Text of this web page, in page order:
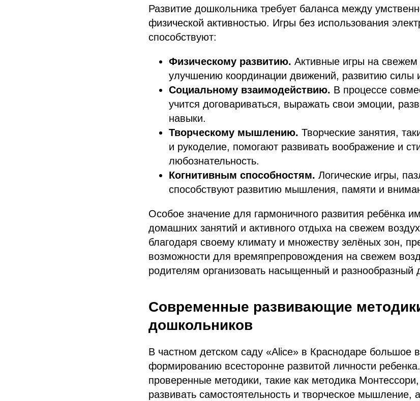
Развитие дошкольника требует баланса между
физической активностью. Игры без использования
способствуют:
Физическому развитию. Активные игры на свежем
улучшению координации движений, развитию силы
Социальному взаимодействию. В процессе
учится договариваться, выражать свои эмоции,
навыки.
Творческому мышлению. Творческие занятия,
и рукоделие, помогают развивать воображение и
любознательность.
Когнитивным способностям. Логические игры,
способствуют развитию мышления, памяти и
Особое значение для гармоничного развития ребёнка
домашних занятий и активного отдыха на свежем
благодаря своему климату и множеству зелёных зон,
возможности для времяпрепровождения на свежем
родителям организовать насыщенный и
Современные развивающие
дошкольников
В частном детском саду «Alice» в Краснодаре большое
формированию всесторонне развитой личности
проверенные методики, такие как методика
развивать самостоятельность и творческое мышление,